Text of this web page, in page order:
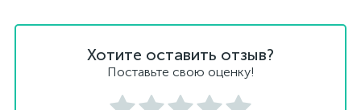
Хотите оставить отзыв?
Поставьте свою оценку!